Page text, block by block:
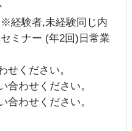
※経験者,未経験同じ内
ミナー (年2回)日常業
せください。
合わせください。
合わせください。